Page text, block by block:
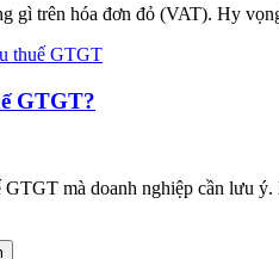
gì trên hóa đơn đỏ (VAT). Hy
GTGT?
mà doanh nghiệp cần lưu